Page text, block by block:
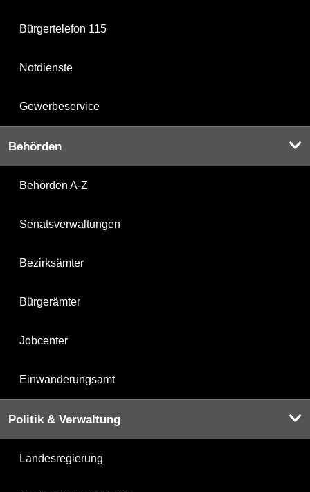
Bürgertelefon 115
Notdienste
Gewerbeservice
Behörden
Behörden A-Z
Senatsverwaltungen
Bezirksämter
Bürgerämter
Jobcenter
Einwanderungsamt
Politik & Verwaltung
Landesregierung